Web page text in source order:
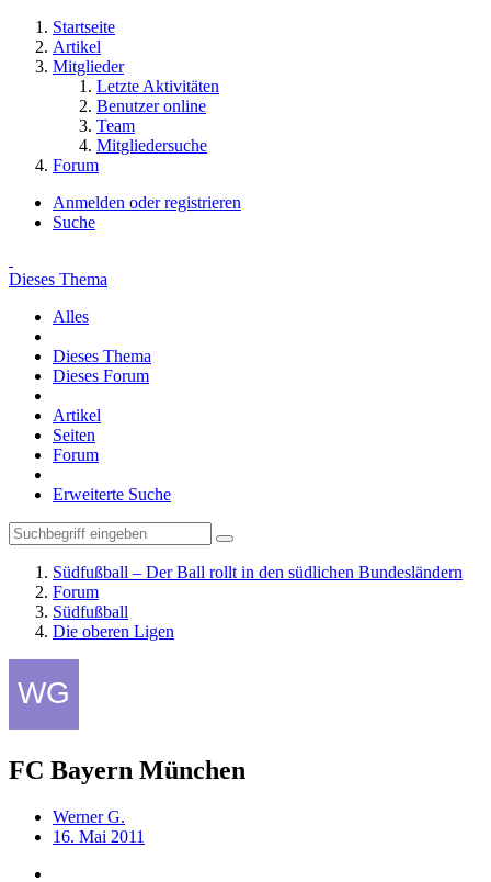
Startseite
Artikel
Mitglieder
Letzte Aktivitäten
Benutzer online
Team
Mitgliedersuche
Forum
Anmelden oder registrieren
Suche
Dieses Thema
Alles
Dieses Thema
Dieses Forum
Artikel
Seiten
Forum
Erweiterte Suche
Südfußball – Der Ball rollt in den südlichen Bundesländern
Forum
Südfußball
Die oberen Ligen
FC Bayern München
Werner G.
16. Mai 2011